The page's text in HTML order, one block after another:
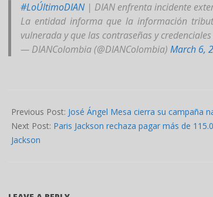
#LoÚltimoDIAN| DIAN enfrenta incidente
La entidad informa que la información
vulnerada y que las contraseñas y
— DIANColombia (@DIANColombia) March 6,
03-
07
Previous Post: José Ángel Mesa cierra su campaña
Next Post: Paris Jackson rechaza pagar más de
Jackson